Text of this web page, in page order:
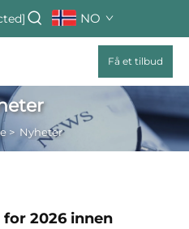
NO
Få et tilbud
> Nyheter
2026 innen